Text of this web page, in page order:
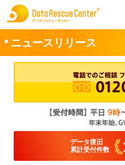
ニュースリリース
データ復旧
累計受付件数
お申込方法
お問合せ
初めてのお客さまへ
サービスの流れ